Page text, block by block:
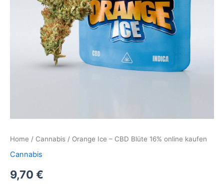
Home / Cannabis / Orange Ice – CBD Blüte 16% online kaufen
Cannabis
9,70 €